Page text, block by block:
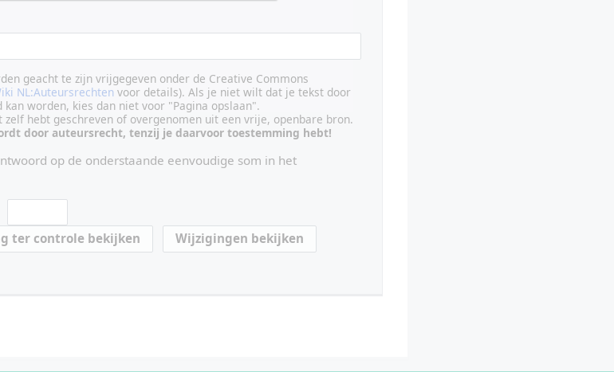
geacht te zijn vrijgegeven onder de Creative Commons
NL:Auteursrechten voor details). Als je niet wilt dat je tekst door
worden, kies dan niet voor "Pagina opslaan".
hebt geschreven of overgenomen uit een vrije, openbare bron.
door auteursrecht, tenzij je daarvoor toestemming hebt!
op de onderstaande eenvoudige som in het